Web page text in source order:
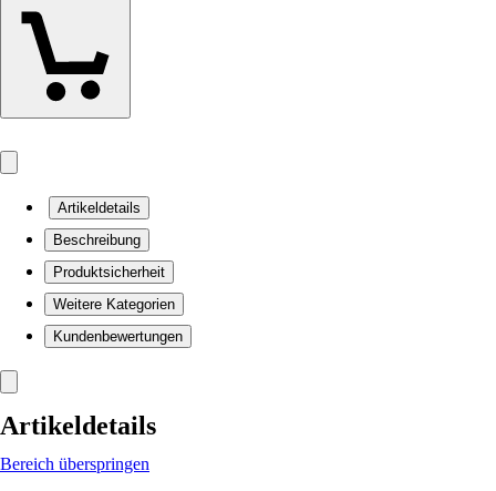
Artikeldetails
Beschreibung
Produktsicherheit
Weitere Kategorien
Kundenbewertungen
Artikeldetails
Bereich überspringen